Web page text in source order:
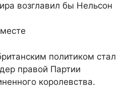
возглавил бы Нельсон
политиком стал
правой Партии
королевства.